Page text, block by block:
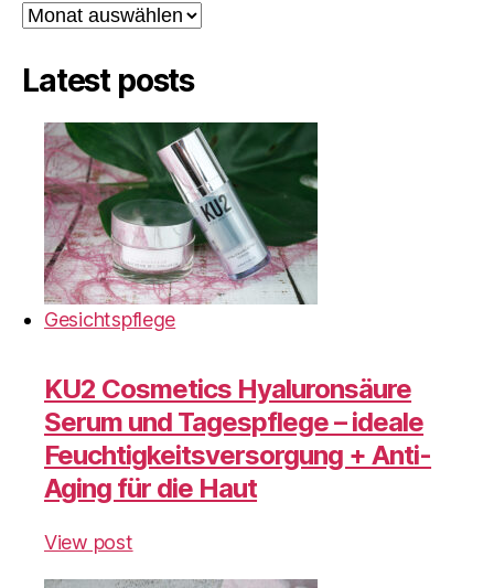
Archiv
Latest posts
Gesichtspflege
KU2 Cosmetics Hyaluronsäure
Serum und Tagespflege – ideale
Feuchtigkeitsversorgung + Anti-
Aging für die Haut
View post